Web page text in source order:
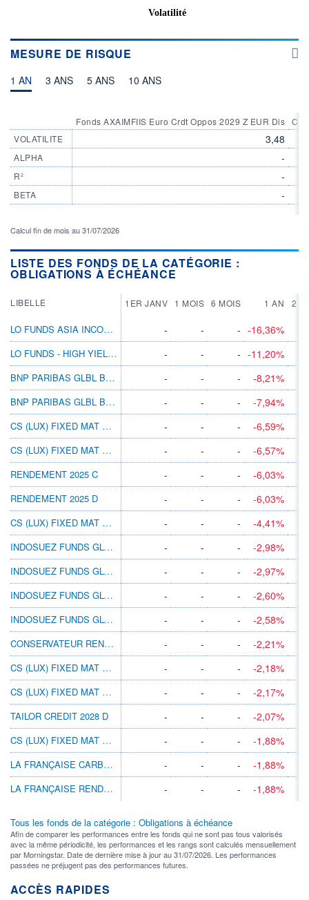
Volatilité
MESURE DE RISQUE
1 AN 3 ANS 5 ANS 10 ANS
VOLATILITE
ALPHA
R²
BETA
Fonds AXAIMFIIS Euro Crdt Oppos 2029 Z EUR Dis
3,48
-
-
-
Calcul fin de mois au 31/07/2026
LISTE DES FONDS DE LA CATÉGORIE :
OBLIGATIONS À ÉCHÉANCE
LIBELLE 1ER JANV 1 MOIS 6 MOIS 1 AN 2
LO FUNDS ASIA INCOME 2024 SYSNAVH CHF NA - - - -16,36%
LO FUNDS - HIGH YIELD 2023 MA GBP
- - - -11,20%
BNP PARIBAS GLBL BD PORT 2025 CL USD ACC
- - -
-8,21%
BNP PARIBAS GLBL BD PORT 2025 I USD ACC
- - -
-7,94%
CS (LUX) FIXED MAT BD 2022 S-III BH AUD
- - -
-6,59%
CS (LUX) FIXED MAT BD 2022 S-III AH AUD
- - - -6,57%
RENDEMENT 2025 C - - - -6,03%
RENDEMENT 2025 D - - -
-6,03%
CS (LUX) FIXED MAT BD 2024 S-V A HKD
- - -
-4,41%
INDOSUEZ FUNDS GLOBAL BONDS USD 2023 P
- - -
-2,98%
INDOSUEZ FUNDS GLOBAL BONDS USD 2023 PX
- - -
-2,97%
INDOSUEZ FUNDS GLOBAL BONDS USD 2023 M
- - -
-2,60%
INDOSUEZ FUNDS GLOBAL BONDS USD 2023 MX
- - -
-2,58%
CONSERVATEUR RENDEMENT 2022
- - -
-2,21%
CS (LUX) FIXED MAT BD 2022 S-III BH SGD
- - -
-2,18%
CS (LUX) FIXED MAT BD 2022 S-III AH SGD
- - - -2,17%
TAILOR CREDIT 2028 D - - -
-2,07%
CS (LUX) FIXED MAT BD 2022 S-III IAH SGD
- - -
-1,88%
LA FRANÇAISE CARBON IMPACT 2026 TD
- - -
-1,88%
LA FRANÇAISE RENDEMENT GLB 2028 B
- - - -1,88%
Tous les fonds de la catégorie : Obligations à échéance
Afin de comparer les performances entre les fonds qui ne sont pas tous valorisés
avec la même périodicité, les performances et les rangs sont calculés mensuellement
par Morningstar. Date de dernière mise à jour au 31/07/2026. Les performances
passées ne préjugent pas des performances futures.
ACCÈS RAPIDES